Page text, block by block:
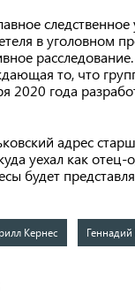
в уголовном
то, что
2020 года
адрес
уехал как
будет
Кернес Геннадий